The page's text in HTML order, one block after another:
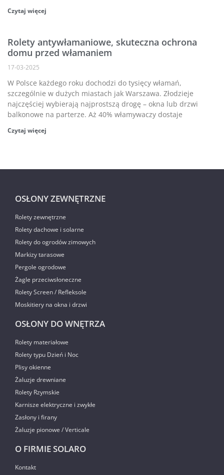
Czytaj więcej
Rolety antywłamaniowe, skuteczna ochrona
domu przed włamaniem
17-03-2025
W Polsce każdego roku dochodzi do tysięcy włamań,
szczególnie w dużych miastach jak Warszawa. Złodzieje
najczęściej wybierają najprostszą drogę – okna lub drzwi
balkonowe na parterze. Aż 40% włamywaczy dostaje
Czytaj więcej
OSŁONY ZEWNĘTRZNE
Rolety zewnętrzne
Rolety dachowe i solarne
Rolety do ogrodów zimowych
Markizy tarasowe
Pergole ogrodowe
Żagle przeciwsłoneczne
Rolety Screen / Refleksole
Moskitiery na okna i drzwi
OSŁONY DO WNĘTRZA
Rolety materiałowe
Rolety typu Dzień i Noc
Plisy okienne
Żaluzje drewniane
Rolety Rzymskie
Karnisze elektryczne i zwykłe
Zasłony i firany
Żaluzje pionowe / Verticale
O FIRMIE SOLARO
Kontakt